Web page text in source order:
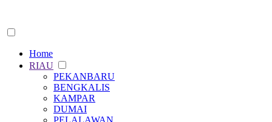
Home
RIAU
PEKANBARU
BENGKALIS
KAMPAR
DUMAI
PELALAWAN